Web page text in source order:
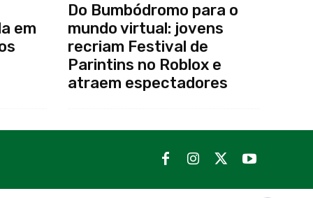
em
Do Bumbódromo para o
mundo virtual: jovens
recriam Festival de
Parintins no Roblox e
atraem espectadores